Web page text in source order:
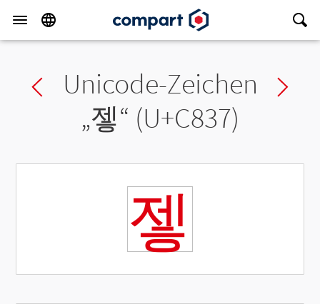
Previous char
Unicode-Zeichen
„젷“ (U+C837)
젷